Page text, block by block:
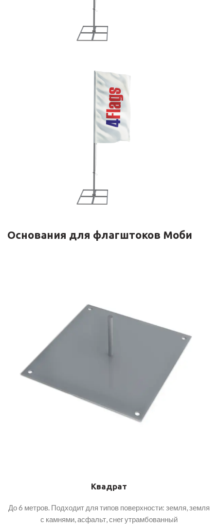
Основания для флагштоков Моби
Квадрат
До 6 метров. Подходит для типов поверхности: земля, земля
с камнями, асфальт, снег утрамбованный